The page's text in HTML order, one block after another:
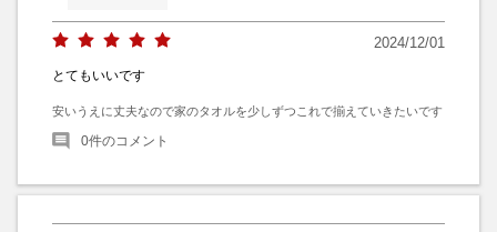
2024/12/01
とてもいいです
安いうえに丈夫なので家のタオルを少しずつこれで揃えていきたいです
0件のコメント